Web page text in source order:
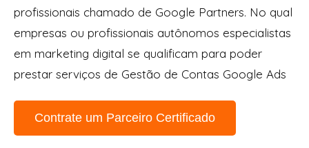
profissionais chamado de Google Partners. No qual
empresas ou profissionais autônomos especialistas
em marketing digital se qualificam para poder
prestar serviços de Gestão de Contas Google Ads
Contrate um Parceiro Certificado